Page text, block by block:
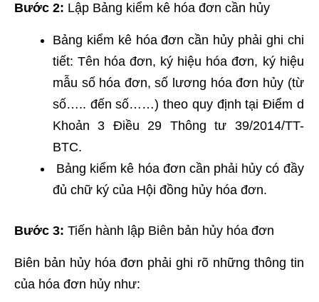
Bước 2: Lập Bảng kiểm kê hóa đơn cần hủy
Bảng kiểm kê hóa đơn cần hủy phải ghi chi
tiết: Tên hóa đơn, ký hiệu hóa đơn, ký hiệu
mẫu số hóa đơn, số lương hóa đơn hủy (từ
số….. đến số……) theo quy định tại Điểm d
Khoản 3 Điều 29 Thông tư 39/2014/TT-
BTC.
Bảng kiểm kê hóa đơn cần phải hủy có đầy
đủ chữ ký của Hội đồng hủy hóa đơn.
Bước 3: Tiến hành lập Biên bản hủy hóa đơn
Biên bản hủy hóa đơn phải ghi rõ những thông tin
của hóa đơn hủy như: